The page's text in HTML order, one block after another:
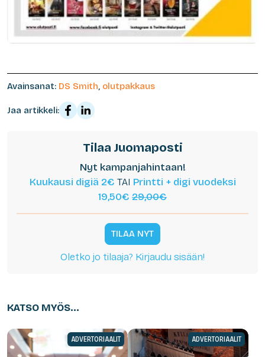
Avainsanat: DS Smith, olutpakkaus
Jaa artikkeli:
Tilaa Juomaposti
Nyt kampanjahintaan!
Kuukausi digiä 2€ TAI Printti + digi vuodeksi
19,50€ 29,00€
TILAA NYT
Oletko jo tilaaja? Kirjaudu sisään!
KATSO MYÖS...
ADVERTORIAALIT ADVERTORIAALIT